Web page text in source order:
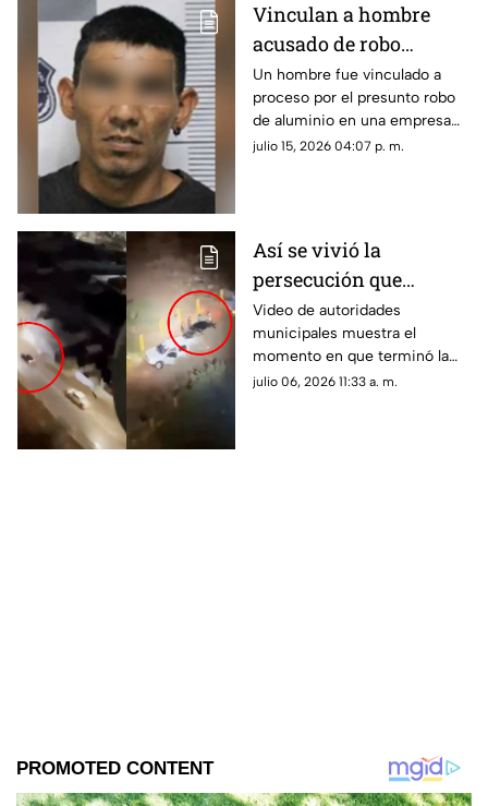
Vinculan a hombre
acusado de robo
agravado contra
empresa recicladora en
Chihuahua
Un hombre fue vinculado a
proceso por el presunto robo
de aluminio en una empresa
recicladora de la ciudad de
julio 15, 2026 04:07 p. m.
Así se vivió la
persecución que
movilizó a autoridades
al norte de Chihuahua
capital | VIDEO
Video de autoridades
municipales muestra el
momento en que terminó la
persecución al norte de
julio 06, 2026 11:33 a. m.